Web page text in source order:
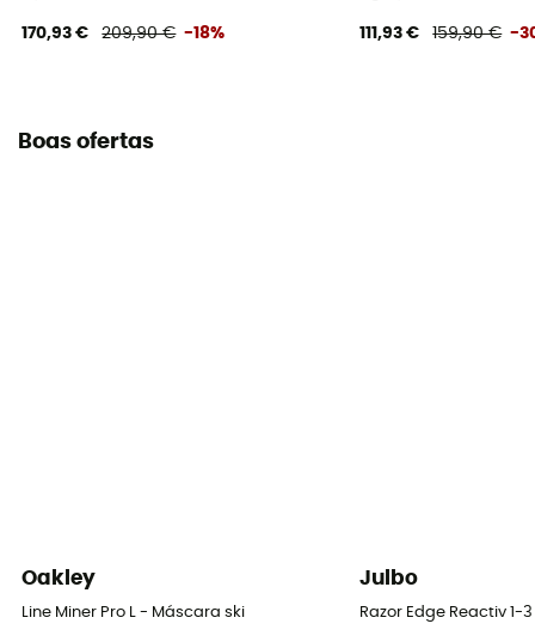
170,93 € 209,90 € -18% 111,93 € 159,90 € -
Boas ofertas
Oakley
Line Miner Pro L - Máscara ski
Julbo
Razor Edge Reactiv 1-